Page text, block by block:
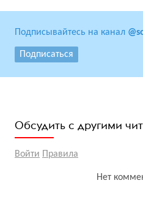
Подписывайтесь на канал
Подписаться
Обсудить с другими
Войти Правила
Нет